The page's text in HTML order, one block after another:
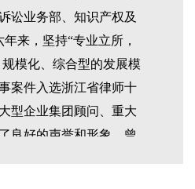
讼业务部、知识产权及
来，坚持“专业立所，
模化、综合型的发展模
案件入选浙江省律师十
型企业集团顾问、重大
良好的声誉和形象，曾